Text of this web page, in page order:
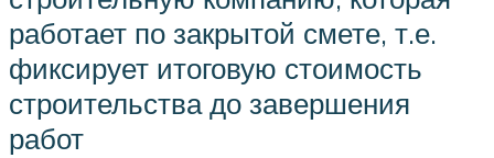
работает по закрытой смете, т.е.
фиксирует итоговую стоимость
строительства до завершения
работ